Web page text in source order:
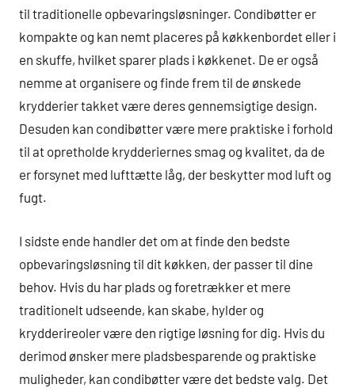
til traditionelle opbevaringsløsninger. Condibøtter er
kompakte og kan nemt placeres på køkkenbordet eller i
en skuffe, hvilket sparer plads i køkkenet. De er også
nemme at organisere og finde frem til de ønskede
krydderier takket være deres gennemsigtige design.
Desuden kan condibøtter være mere praktiske i forhold
til at opretholde krydderiernes smag og kvalitet, da de
er forsynet med lufttætte låg, der beskytter mod luft og
fugt.
I sidste ende handler det om at finde den bedste
opbevaringsløsning til dit køkken, der passer til dine
behov. Hvis du har plads og foretrækker et mere
traditionelt udseende, kan skabe, hylder og
krydderireoler være den rigtige løsning for dig. Hvis du
derimod ønsker mere pladsbesparende og praktiske
muligheder, kan condibøtter være det bedste valg. Det